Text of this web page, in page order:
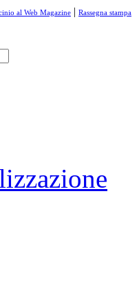
al Web Magazine | Rassegna stampa